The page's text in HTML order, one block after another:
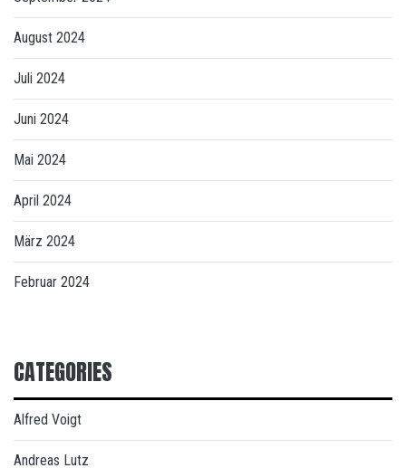
August 2024
Juli 2024
Juni 2024
Mai 2024
April 2024
März 2024
Februar 2024
CATEGORIES
Alfred Voigt
Andreas Lutz